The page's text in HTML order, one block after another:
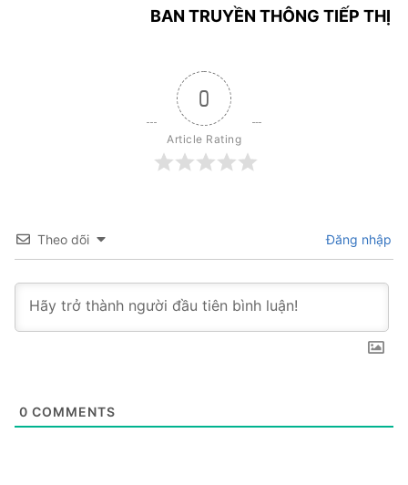
BAN TRUYỀN THÔNG TIẾP THỊ
0
Article Rating
Theo dõi Đăng nhập
0 COMMENTS